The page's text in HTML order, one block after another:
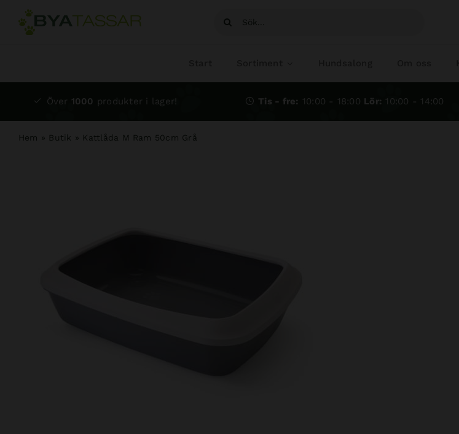
Fortsätt
Sök
Över 1000 produkter i lager! Tis - fre: 10:00 - 18:00 Lör: 10:00 - 14:00
Hem » Butik » Kattlåda M Ram 50cm Grå